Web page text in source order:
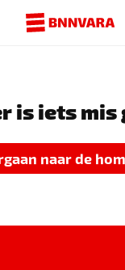
is iets mis
naar de